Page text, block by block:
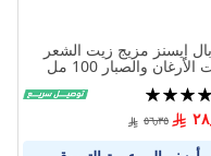
إيسنز مزيج زيت الشعر
والصبار 100 مل
٥٦٫٣٥